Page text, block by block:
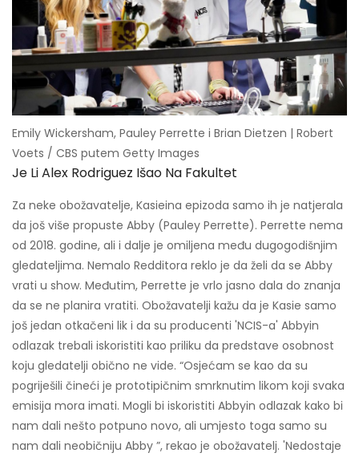
Emily Wickersham, Pauley Perrette i Brian Dietzen | Robert
Voets / CBS putem Getty Images
Je Li Alex Rodriguez Išao Na Fakultet
Za neke obožavatelje, Kasieina epizoda samo ih je natjerala
da još više propuste Abby (Pauley Perrette). Perrette nema
od 2018. godine, ali i dalje je omiljena među dugogodišnjim
gledateljima. Nemalo Redditora reklo je da želi da se Abby
vrati u show. Međutim, Perrette je vrlo jasno dala do znanja
da se ne planira vratiti. Obožavatelji kažu da je Kasie samo
još jedan otkačeni lik i da su producenti 'NCIS-a' Abbyin
odlazak trebali iskoristiti kao priliku da predstave osobnost
koju gledatelji obično ne vide. “Osjećam se kao da su
pogriješili čineći je prototipičnim smrknutim likom koji svaka
emisija mora imati. Mogli bi iskoristiti Abbyin odlazak kako bi
nam dali nešto potpuno novo, ali umjesto toga samo su
nam dali neobičniju Abby ”, rekao je obožavatelj. 'Nedostaje